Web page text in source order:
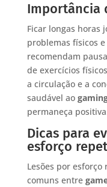
Importância
Ficar longas horas
problemas físicos
recomendam
de exercícios
a circulação e a
saudável ao
permaneça
Dicas para
esforço
Lesões por esforço
comuns entre